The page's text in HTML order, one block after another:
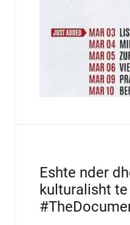
Eshte nder
kulturalisht